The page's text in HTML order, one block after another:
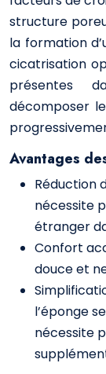
structure
la formation
cicatrisation
présentes
décomposer
Avantages
Réduction
nécessite
étranger
Confort
douce et
l’éponge
nécessite